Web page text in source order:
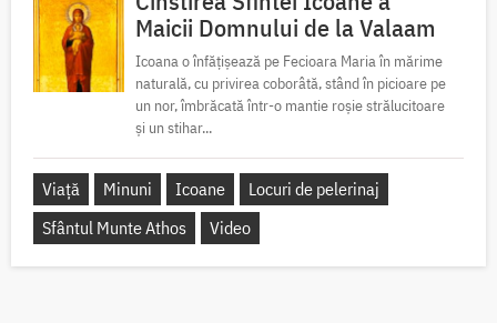
Maicii Domnului de la Valaam
Icoana o înfățișează pe Fecioara Maria în mărime
naturală, cu privirea coborâtă, stând în picioare pe
un nor, îmbrăcată într-o mantie roșie strălucitoare
și un stihar...
Viață Minuni Icoane
Locuri de pelerinaj
Sfântul Munte Athos
Video